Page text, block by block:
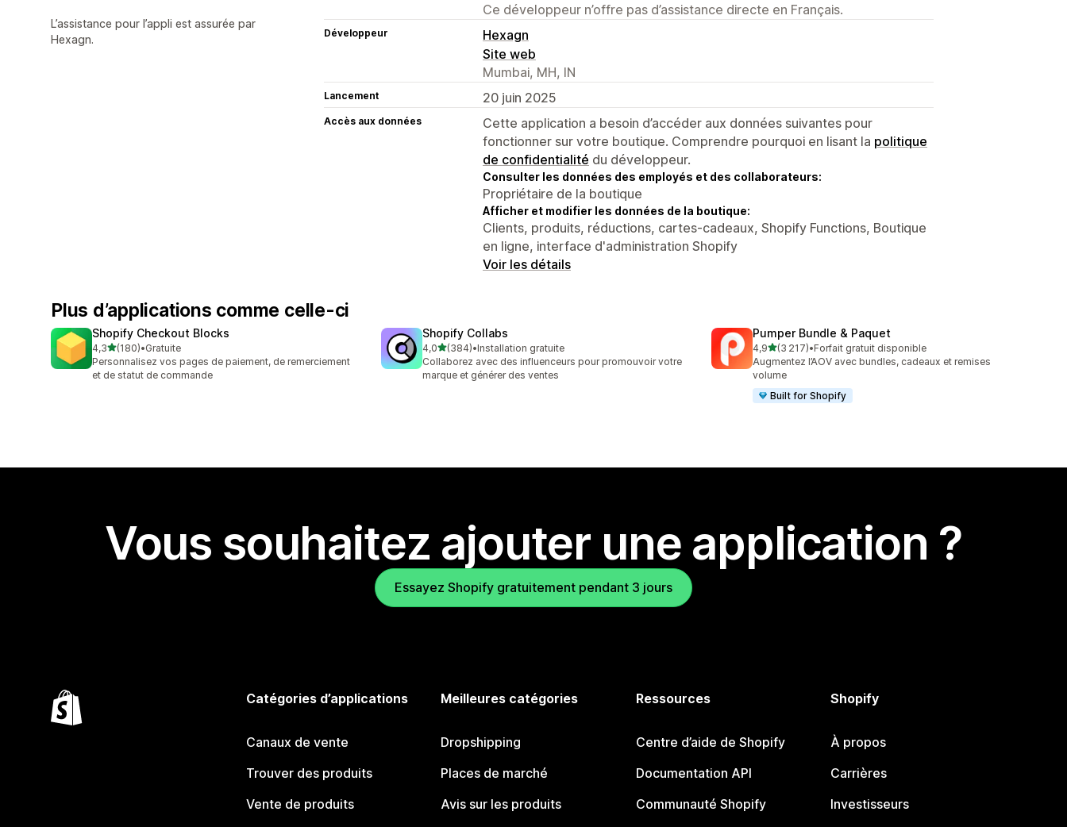
L’assistance pour l’appli est assurée par
Hexagn.
Ce développeur n’offre pas d’assistance directe en Français.
Développeur
Hexagn
Site web
Mumbai, MH, IN
Lancement 20 juin 2025
Accès aux données
Cette application a besoin d’accéder aux données suivantes pour
fonctionner sur votre boutique. Comprendre pourquoi en lisant la politique
de confidentialité du développeur.
Consulter les données des employés et des collaborateurs:
Propriétaire de la boutique
Afficher et modifier les données de la boutique:
Clients, produits, réductions, cartes-cadeaux, Shopify Functions, Boutique
en ligne, interface d'administration Shopify
Voir les détails
Plus d’applications comme celle-ci
Shopify Checkout Blocks
4,3étoile(s) sur 5
(180)
180 avis au total
•Gratuite
Personnalisez vos pages de paiement, de remerciement
et de statut de commande
Shopify Collabs
4,0étoile(s) sur 5
(384)
384 avis au total
•Installation gratuite
Collaborez avec des influenceurs pour promouvoir votre
marque et générer des ventes
Pumper Bundle & Paquet
4,9étoile(s) sur 5
(3 217)
3217 avis au total
•Forfait gratuit disponible
Augmentez l’AOV avec bundles, cadeaux et remises
volume
Built for Shopify
Vous souhaitez ajouter une application ?
Essayez Shopify gratuitement pendant 3 jours
Catégories d’applications
Canaux de vente
Trouver des produits
Vente de produits
Meilleures catégories
Dropshipping
Places de marché
Avis sur les produits
Ressources
Centre d’aide de Shopify
Documentation API
Communauté Shopify
Shopify
À propos
Carrières
Investisseurs